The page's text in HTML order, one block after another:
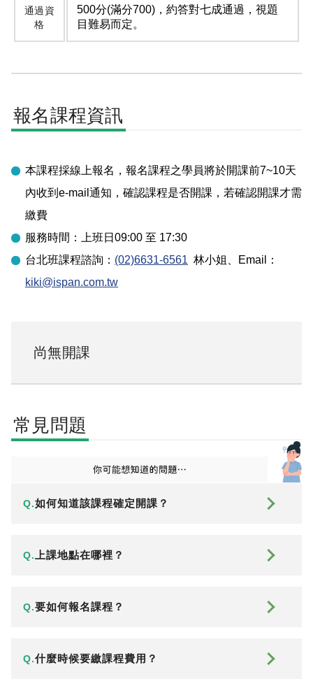
通過資
格
500分(滿分700)，約答對七成通過，視題
目難易而定。
報名課程資訊
本課程採線上報名，報名課程之學員將於開課前7~10天
內收到e-mail通知，確認課程是否開課，若確認開課才需
繳費
服務時間：上班日09:00 至 17:30
台北班課程諮詢： (02)6631-6561 林小姐
、Email：
kiki@ispan.com.tw
尚無開課
常見問題
Q.如何知道該課程確定開課？
Q. 上課地點在哪裡？
Q.要如何報名課程？
Q.什麼時候要繳課程費用？